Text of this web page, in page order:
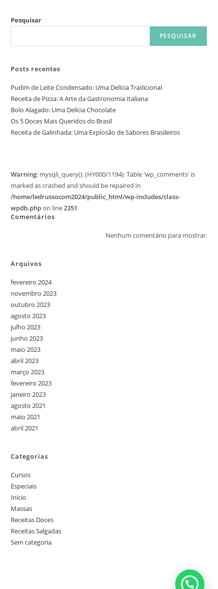
Pesquisar
PESQUISAR
Posts recentes
Pudim de Leite Condensado: Uma Delícia Tradicional
Receita de Pizza: A Arte da Gastronomia Italiana
Bolo Alagado: Uma Delícia Chocolate
Os 5 Doces Mais Queridos do Brasil
Receita de Galinhada: Uma Explosão de Sabores Brasileiros
Warning: mysqli_query(): (HY000/1194): Table 'wp_comments' is
marked as crashed and should be repaired in
/home/ledrussocom2024/public_html/wp-includes/class-
wpdb.phpon line2351
Comentários
Nenhum comentário para mostrar.
Arquivos
fevereiro 2024
novembro 2023
outubro 2023
agosto 2023
julho 2023
junho 2023
maio 2023
abril 2023
março 2023
fevereiro 2023
janeiro 2023
agosto 2021
maio 2021
abril 2021
Categorias
Cursos
Especiais
Início
Massas
Receitas Doces
Receitas Salgadas
Sem categoria